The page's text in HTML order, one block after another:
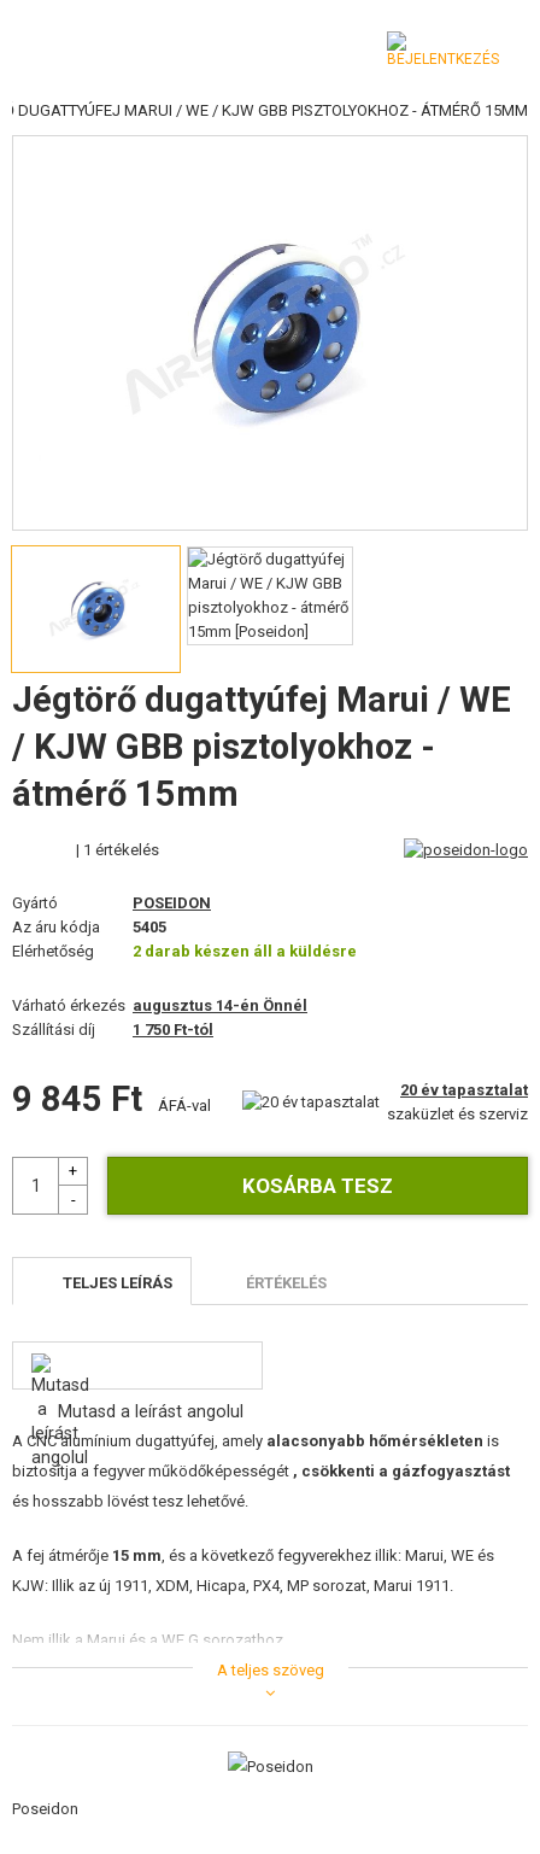
KATEGÓRIA
GRÁNÁTVETŐK, GRÁNÁTOK
AKKUMULÁTOROK, TÖLTŐK
FELSZERELÉS, EGYENRUHA, TOKOK
ÁLCÁZÁS, FESTÉK, SZALAG
KIEGÉSZÍTŐK, HORDSZÍJAK
PÓTALKATRÉSZEK FEGYVEREKHEZ
CÉLOK, LŐLAP
ÉLELMISZER
ÉPÍTŐKÉSZLETEK, MODELLEK
REKLÁM TÁRGYAK
SÉRÜLT, HASZNÁLT ÁRUK
HÍREK
ELÉRHETŐSÉG
DUGATTYÚFEJ MARUI / WE / KJW GBB PISZTOLYOKHOZ - ÁTMÉRŐ 15MM
Jégtörő dugattyúfej Marui / WE
/ KJW GBB pisztolyokhoz -
átmérő 15mm
| 1 értékelés
Gyártó
POSEIDON
Az áru kódja
5405
Elérhetőség
2 darab készen áll a küldésre
Várható érkezés augusztus 14-én Önnél
Szállítási díj
1 750 Ft-tól
9 845 Ft ÁFÁ-val
20 év tapasztalat
szaküzlet és szerviz
TELJES LEÍRÁS ÉRTÉKELÉS
Mutasd a leírást angolul
A CNC alumínium dugattyúfej, amely alacsonyabb hőmérsékleten is
biztosítja a fegyver működőképességét , csökkenti a gázfogyasztást
és hosszabb lövést tesz lehetővé.
A fej átmérője 15 mm , és a következő fegyverekhez illik: Marui, WE és
KJW: Illik az új 1911, XDM, Hicapa, PX4, MP sorozat, Marui 1911.
Nem illik a Marui és a WE G sorozathoz.
Szakszerű beszerelést vagy a gázpisztolyok nagyon jó ismeretét igényli.
A teljes szöveg
Poseidon